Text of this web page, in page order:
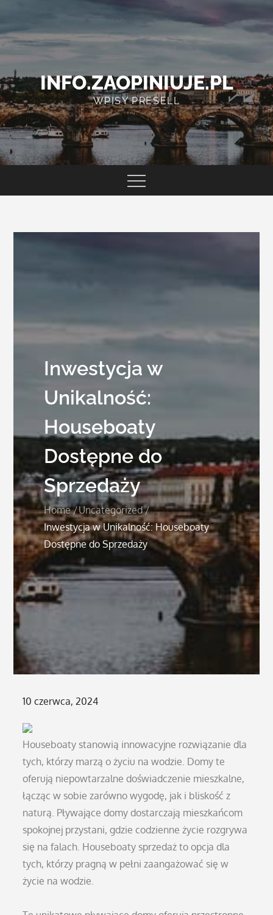
content
INFO.ZAOPINIUJE.PL
WPISY PRESELL
Inwestycja w
Unikalność:
Houseboaty
Dostępne do
Sprzedaży
Home
Uncategorized
Inwestycja w Unikalność: Houseboaty
Dostępne do Sprzedaży
Posted
10 czerwca, 2024
Houseboaty stanowią innowacyjne rozwiązanie dla
tych, którzy marzą o życiu na wodzie. Domy te
oferują niepowtarzalne doświadczenie mieszkalne,
łącząc w sobie zarówno wygodę, jak i bliskość z
naturą. Pływające domy dostarczają mieszkańcom
spokojnej przystani, gdzie codzienne życie rozgrywa
się na falach. Houseboaty sprzedaż to opcja dla
tych, którzy pragną w pełni zaangażować się w
życie na wodzie.